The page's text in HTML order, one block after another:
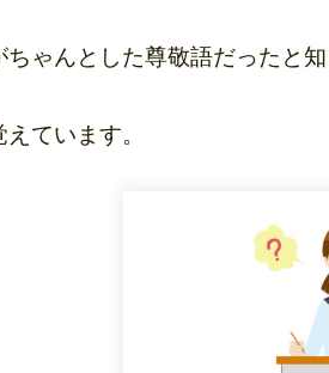
ちゃんとした尊敬語だったと
ています。